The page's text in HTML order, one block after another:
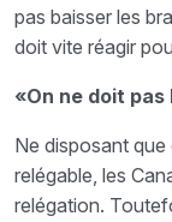
pas baisser les
doit vite réagir
«On ne doit
Ne disposant que
relégable, les
relégation.